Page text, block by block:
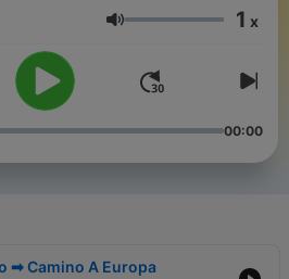
🎧 Sube el volumen, porque aquí
Volumen 1 x
00:00
➡︎ Camino A Europa